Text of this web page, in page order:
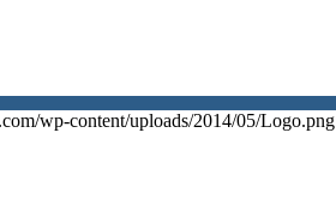
wp-content/uploads/2014/05/Logo.png